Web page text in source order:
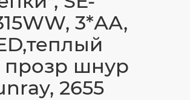
3*АА,
прозр шнур
2655